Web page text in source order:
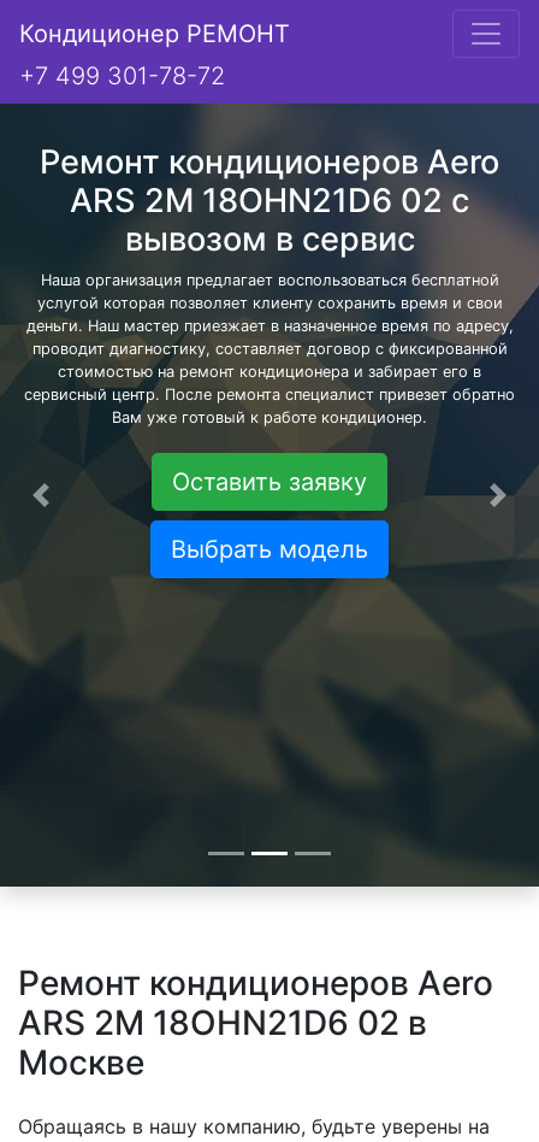
Кондиционер РЕМОНТ
+7 499 301-78-72
Ремонт кондиционеров Aero
ARS 2M 18OHN21D6 02 с
вывозом в сервис
Наша организация предлагает воспользоваться бесплатной
услугой которая позволяет клиенту сохранить время и свои
деньги. Наш мастер приезжает в назначенное время по адресу,
проводит диагностику, составляет договор с фиксированной
стоимостью на ремонт кондиционера и забирает его в
сервисный центр. После ремонта специалист привезет обратно
Вам уже готовый к работе кондиционер.
Оставить заявку
Выбрать модель
Предыдущая
Ремонт кондиционеров Aero
ARS 2M 18OHN21D6 02 в
Москве
Обращаясь в нашу компанию, будьте уверены на